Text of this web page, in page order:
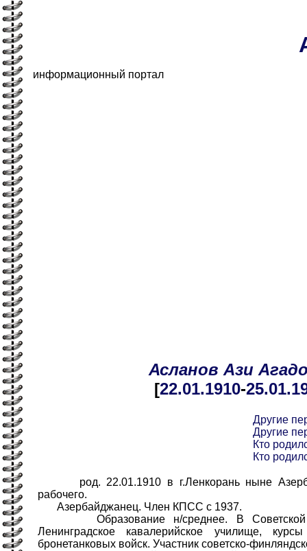
информационный портал
Асланов Ази
[22.01.1910-25.01
Другие
Другие
Кто
Кто
род. 22.01.1910 в г.Ленкорань ныне
рабочего.
Азербайджанец. Член КПСС с 1937.
Образование н/среднее. В Советской
Ленинградское кавалерийское училище,
бронетанковых войск. Участник советско-